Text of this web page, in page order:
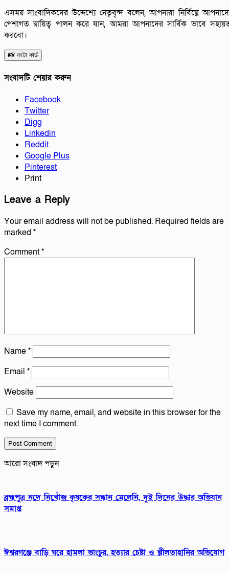
এসময় সাংবাদিকদের উদ্দেশ্যে নেতৃবৃন্দ বলেন, আপনারা নির্বিঘ্নে
পেশাগত দ্বায়িত্ব পালন করে যান, আমরা আপনাদের সার্বিক ভাবে
করবো।
📸 ফটো কার্ড
সংবাদটি শেয়ার করুন
Facebook
Twitter
Digg
Linkedin
Reddit
Google Plus
Pinterest
Print
Leave a Reply
Your email address will not be published. Required fields are
marked *
Comment*
Name*
Email *
Website
Save my name, email, and website in this browser for the
next time I comment.
আরো সংবাদ পড়ুন
ব্রহ্মপুত্র নদে নিখোঁজ কৃষকের সন্ধান মেলেনি, দুই দিনের উদ্ধার অভিযান
সমাপ্ত
ঈশ্বরগঞ্জে বাড়ি ঘরে হামলা ভাংচুর, হত্যার চেষ্টা ও শ্লীলতাহানির অভিযোগ